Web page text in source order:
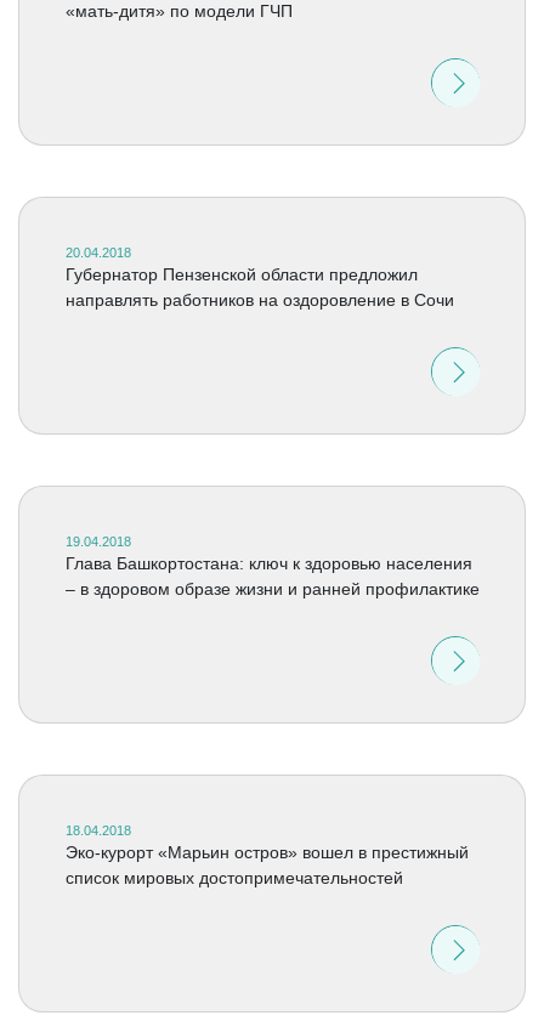
«мать-дитя» по модели ГЧП
20.04.2018
Губернатор Пензенской области предложил
направлять работников на оздоровление в Сочи
19.04.2018
Глава Башкортостана: ключ к здоровью населения
– в здоровом образе жизни и ранней профилактике
18.04.2018
Эко-курорт «Марьин остров» вошел в престижный
список мировых достопримечательностей